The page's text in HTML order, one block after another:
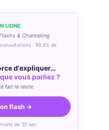
LIGNE
& Channeling
· 99,6% de
d'expliquer…
vous parliez ?
fait le reste.
flash →
de 30 sec